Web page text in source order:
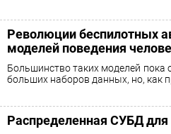
Революции беспилотных
моделей поведения
Большинство таких моделей пока
больших наборов данных, но, как
Распределенная СУБД